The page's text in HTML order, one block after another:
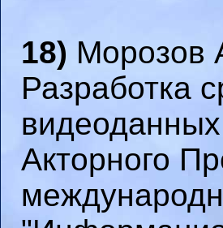
18) Морозов
Разработка
Акторного